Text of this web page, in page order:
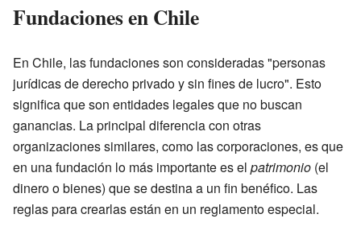
Fundaciones en Chile
En Chile, las fundaciones son consideradas "personas
jurídicas de derecho privado y sin fines de lucro". Esto
significa que son entidades legales que no buscan
ganancias. La principal diferencia con otras
organizaciones similares, como las corporaciones, es que
en una fundación lo más importante es el patrimonio (el
dinero o bienes) que se destina a un fin benéfico. Las
reglas para crearlas están en un reglamento especial.